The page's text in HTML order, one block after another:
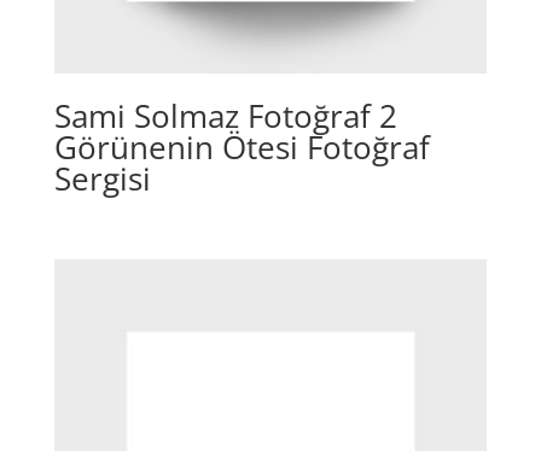
Sami Solmaz Fotoğraf 2
Görünenin Ötesi Fotoğraf
Sergisi